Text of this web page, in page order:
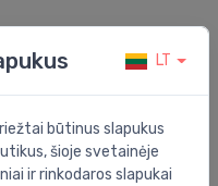
a
a+ - f
LT
būtinus slapukus
šioje svetainėje
ir rinkodaros slapukai